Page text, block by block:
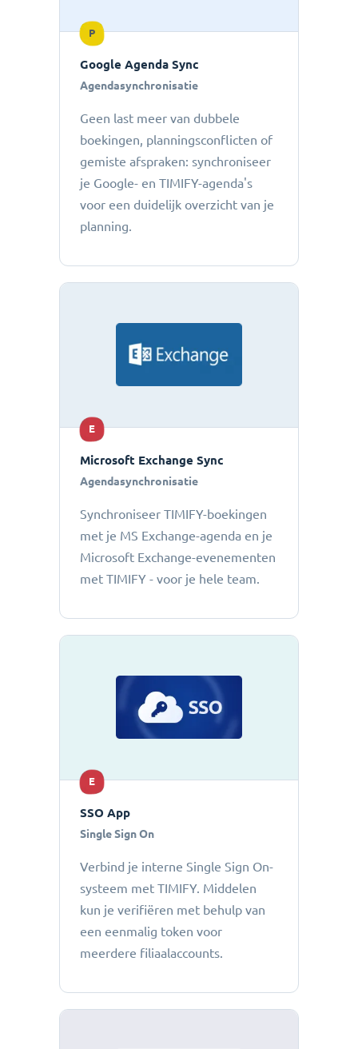
P
Google Agenda Sync
Agendasynchronisatie
Geen last meer van dubbele
boekingen, planningsconflicten of
gemiste afspraken: ​​synchroniseer
je Google- en TIMIFY-agenda's
voor een duidelijk overzicht van je
planning.
E
Microsoft Exchange Sync
Agendasynchronisatie
Synchroniseer TIMIFY-boekingen
met je MS Exchange-agenda en je
Microsoft Exchange-evenementen
met TIMIFY - voor je hele team.
E
SSO App
Single Sign On
Verbind je interne Single Sign On-
systeem met TIMIFY. Middelen
kun je verifiëren met behulp van
een eenmalig token voor
meerdere filiaalaccounts.